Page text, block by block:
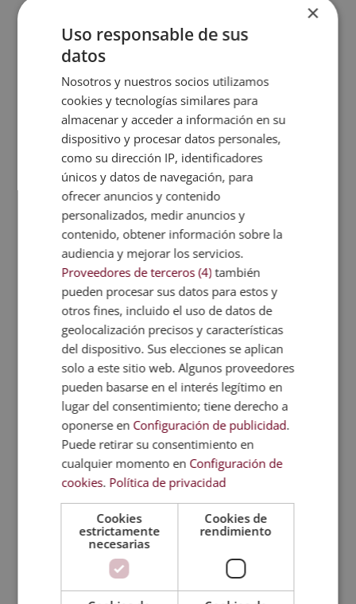
Valoraciones (1)
FAQs
TITULACIONES
RELACIONADAS
Máster en Analítica Contable y
Contabilidad
2.380,00€ El
precio
original
era:
595,00€El
es:
×
Uso responsable de sus
datos
Nosotros y nuestros socios utilizamos
cookies y tecnologías similares para
almacenar y acceder a información en su
dispositivo y procesar datos personales,
como su dirección IP, identificadores
únicos y datos de navegación, para
ofrecer anuncios y contenido
personalizados, medir anuncios y
contenido, obtener información sobre la
audiencia y mejorar los servicios.
Proveedores de terceros (4) también
pueden procesar sus datos para estos y
otros fines, incluido el uso de datos de
geolocalización precisos y características
del dispositivo. Sus elecciones se aplican
solo a este sitio web. Algunos proveedores
pueden basarse en el interés legítimo en
lugar del consentimiento; tiene derecho a
oponerse en Configuración de publicidad.
Puede retirar su consentimiento en
cualquier momento en Configuración de
cookies. Política de privacidad
Cookies
estrictamente
necesarias
Cookies de
rendimiento